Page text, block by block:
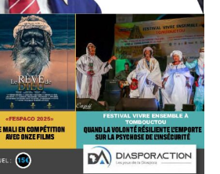
CHOISIR LE FORFAIT